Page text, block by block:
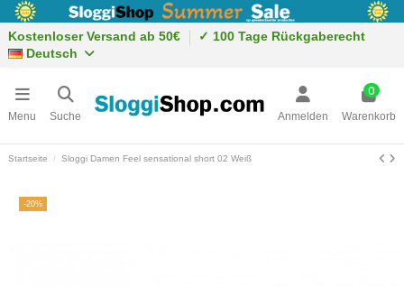
Kostenloser Versand ab 50€
✓ 100 Tage Rückgaberecht
Deutsch
Menu Suche Anmelden
0
Warenkorb
Startseite Sloggi Damen Feel sensational short 02 Weiß
-20%